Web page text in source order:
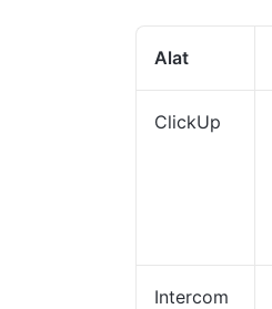
Alat
ClickUp
Intercom